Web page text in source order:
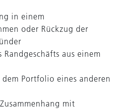
in einem
oder Rückzug der
aus einem
Portfolio eines anderen
mit